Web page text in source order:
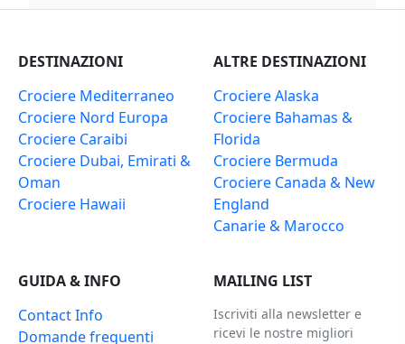
DESTINAZIONI
Crociere Mediterraneo
Crociere Nord Europa
Crociere Caraibi
Crociere Dubai, Emirati &
Oman
Crociere Hawaii
ALTRE DESTINAZIONI
Crociere Alaska
Crociere Bahamas &
Florida
Crociere Bermuda
Crociere Canada & New
England
Canarie & Marocco
GUIDA & INFO
Contact Info
Domande frequenti
MAILING LIST
Iscriviti alla newsletter e
ricevi le nostre migliori